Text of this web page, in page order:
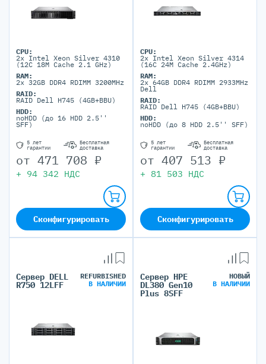
CPU:
2x Intel Xeon Silver 4310
(12C 18M Cache 2.1 GHz)
RAM:
2x 32GB DDR4 RDIMM 3200MHz
RAID:
RAID Dell H745 (4GB+BBU)
HDD:
noHDD (до 16 HDD 2.5''
SFF)
5 лет
гарантии
Бесплатная
доставка
от 471 708 ₽
+ 94 342 НДС
Сконфигурировать
CPU:
2x Intel Xeon Silver 4314
(16C 24M Cache 2.4GHz)
RAM:
2x 64GB DDR4 RDIMM 2933MHz
Dell
RAID:
RAID Dell H745 (4GB+BBU)
HDD:
noHDD (до 8 HDD 2.5'' SFF)
5 лет
гарантии
Бесплатная
доставка
от 407 513 ₽
+ 81 503 НДС
Сконфигурировать
Сервер DELL
R750 12LFF
REFURBISHED
В НАЛИЧИИ
Сервер HPE
DL380 Gen10
Plus 8SFF
НОВЫЙ
В НАЛИЧИИ